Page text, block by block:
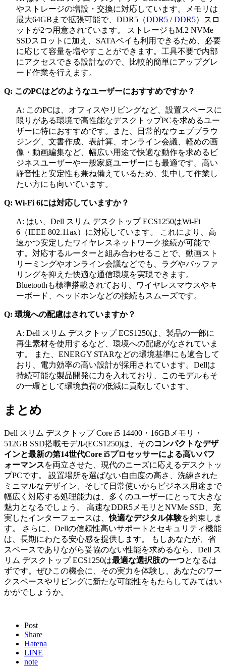
やストレージの増設・交換に対応しています。メモリは
最大64GBまで拡張可能で、 DDR5（DDR5 /DDR5）
スロ
ットが2つ用意されています。 ストレージもM.2 NVMe
SSDスロットに加え、SATAベイも利用できるため、必要
に応じて容量を増やすことができます。工具不要で内部
にアクセスできる設計なので、比較的簡単にアップグレ
ード作業を行えます。
Q: このPCはどのようなユーザーにおすすめですか？
A: このPCは、オフィスやリビングなど、設置スペースに
限りがある環境で高性能なデスクトップPCを求めるユー
ザーに特におすすめです。また、日常的なウェブブラウ
ジング、文書作成、表計算、オンライン会議、軽めの画
像・動画編集など、幅広い用途で快適な動作を求めるビ
ジネスユーザーや一般家庭ユーザーにも最適です。高い
静音性と安定性も兼ね備えているため、集中して作業し
たい方にも向いています。
Q: Wi-Fi 6には対応していますか？
A: はい、Dell スリム デスクトップ ECS1250はWi-Fi
6（IEEE 802.11ax）に対応しています。 これにより、高
速かつ安定したワイヤレスネットワーク接続が可能で
す。対応するルーターと組み合わせることで、動画スト
リーミングやオンライン会議などでも、ラグやバッファ
リングを抑えた快適な通信環境を実現できます。
Bluetoothも標準搭載されており、ワイヤレスマウスやキ
ーボード、ヘッドホンなどの接続もスムーズです。
Q: 環境への配慮はされていますか？
A: Dell スリム デスクトップ ECS1250は、製品の一部に
再生素材を使用するなど、環境への配慮がなされていま
す。 また、ENERGY STARなどの環境基準にも適合して
おり、電力効率の高い設計が採用されています。Dellは
持続可能な製品開発に力を入れており、このモデルもそ
の一環として環境負荷の低減に貢献しています。
まとめ
Dell スリム デスクトップ Core i5 14400・16GBメモリ・
512GB SSD搭載モデル(ECS1250)は、そのコンパクトなデザ
インと最新の第14世代Core i5プロセッサーによる高いパフ
ォーマンスを両立させた、現代のニーズに応えるデスクトッ
プPCです。 設置場所を選ばない自由度の高さ、洗練された
ミニマルなデザイン、そして日常使いからビジネス用途まで
幅広く対応する処理能力は、多くのユーザーにとって大きな
魅力となるでしょう。 高速なDDR5メモリとNVMe SSD、充
実したインターフェースは、快適なデジタル体験を約束しま
す。 さらに、Dellの信頼性高いサポートとセキュリティ機能
は、長期にわたる安心感を提供します。 もしあなたが、省
スペースでありながら妥協のない性能を求めるなら、Dell ス
リム デスクトップ ECS1250は最適な選択肢の一つとなるは
ずです。ぜひこの機会に、その実力を体験し、あなたのワー
クスペースやリビングに新たな可能性をもたらしてみてはい
かがでしょうか。
Post
Share
Hatena
LINE
note